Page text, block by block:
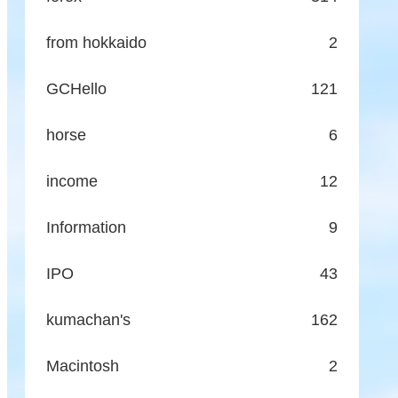
from hokkaido 2
GCHello 121
horse 6
income 12
Information 9
IPO 43
kumachan's 162
Macintosh 2